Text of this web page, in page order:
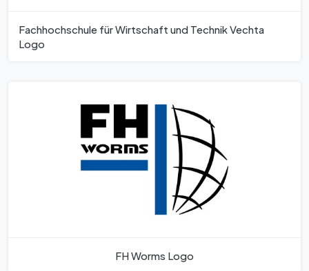
Fachhochschule für Wirtschaft und Technik Vechta
Logo
FH Worms Logo